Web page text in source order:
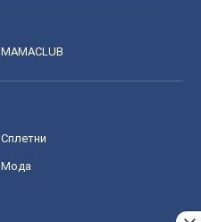
MAMACLUB
Сплетни
Мода